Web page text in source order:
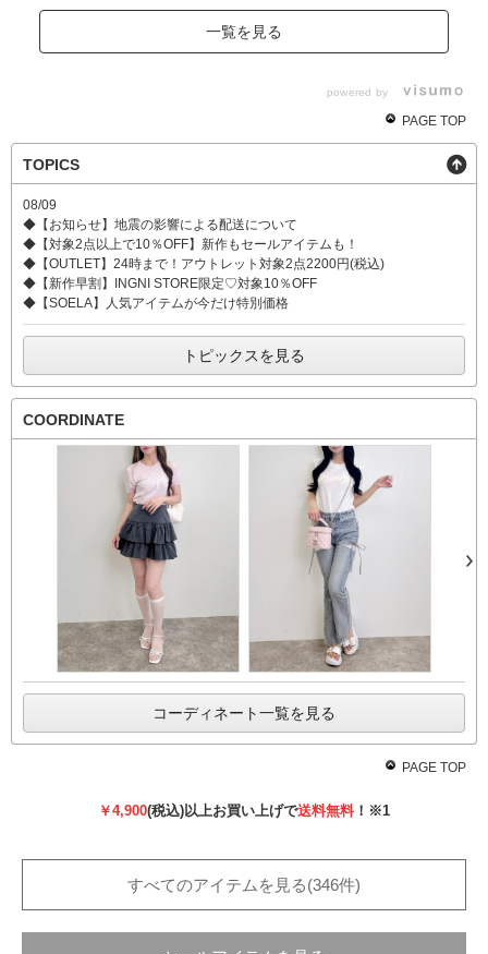
一覧を見る
powered by
PAGE TOP
TOPICS
08/09
◆【お知らせ】地震の影響による配送について
◆【対象2点以上で10％OFF】新作もセールアイテムも！
◆【OUTLET】24時まで！アウトレット対象2点2200円(税込)
◆【新作早割】INGNI STORE限定♡対象10％OFF
◆【SOELA】人気アイテムが今だけ特別価格
トピックスを見る
COORDINATE
コーディネート一覧を見る
PAGE TOP
￥4,900(税込)以上お買い上げで送料無料！ ※1
すべてのアイテムを見る(346件)